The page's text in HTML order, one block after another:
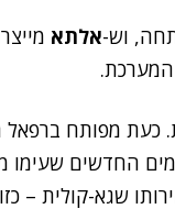
וש-אלתא
החדשים
שגא-קולית –